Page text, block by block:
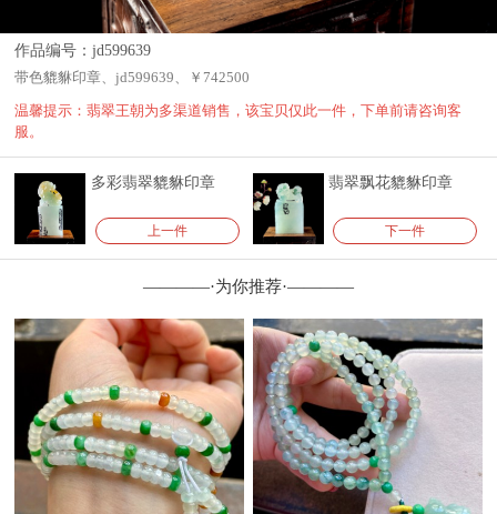
作品编号：jd599639
带色貔貅印章、jd599639、￥742500
温馨提示：翡翠王朝为多渠道销售，该宝贝仅此一件，下单前请咨询客
服。
多彩翡翠貔貅印章
上一件
翡翠飘花貔貅印章
下一件
————·为你推荐·————